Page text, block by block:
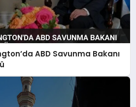
ABD Savunma Bakanı